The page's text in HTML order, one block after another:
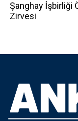
Şanghay İşbirliği
Zirvesi